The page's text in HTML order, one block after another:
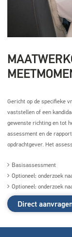
Anderen zochten
Gericht op de specifieke
vaststellen of een
gewenste richting en tot
assessment en de
opdrachtgever. Het
Basisassessment
Optioneel: onderzoek
Optioneel: onderzoek
Direct